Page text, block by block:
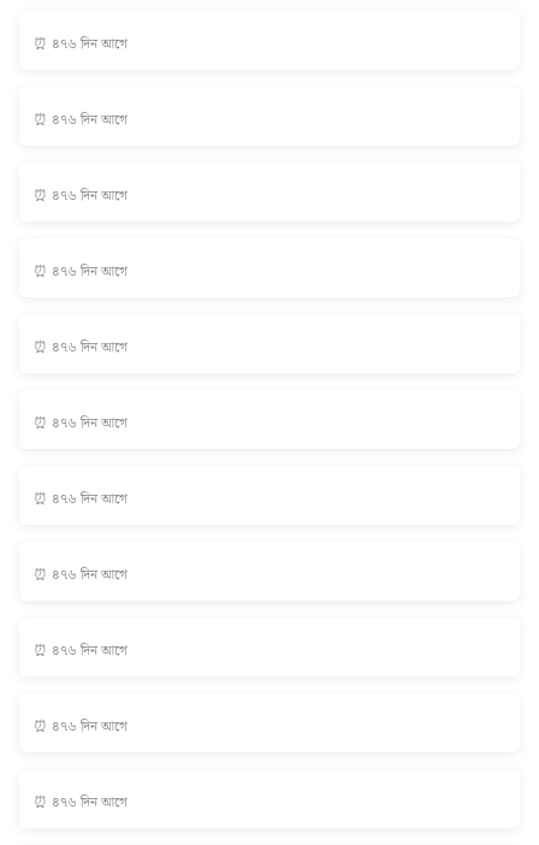
⏰ ৪৭৬ দিন আগে
⏰ ৪৭৬ দিন আগে
⏰ ৪৭৬ দিন আগে
⏰ ৪৭৬ দিন আগে
⏰ ৪৭৬ দিন আগে
⏰ ৪৭৬ দিন আগে
⏰ ৪৭৬ দিন আগে
⏰ ৪৭৬ দিন আগে
⏰ ৪৭৬ দিন আগে
⏰ ৪৭৬ দিন আগে
⏰ ৪৭৬ দিন আগে